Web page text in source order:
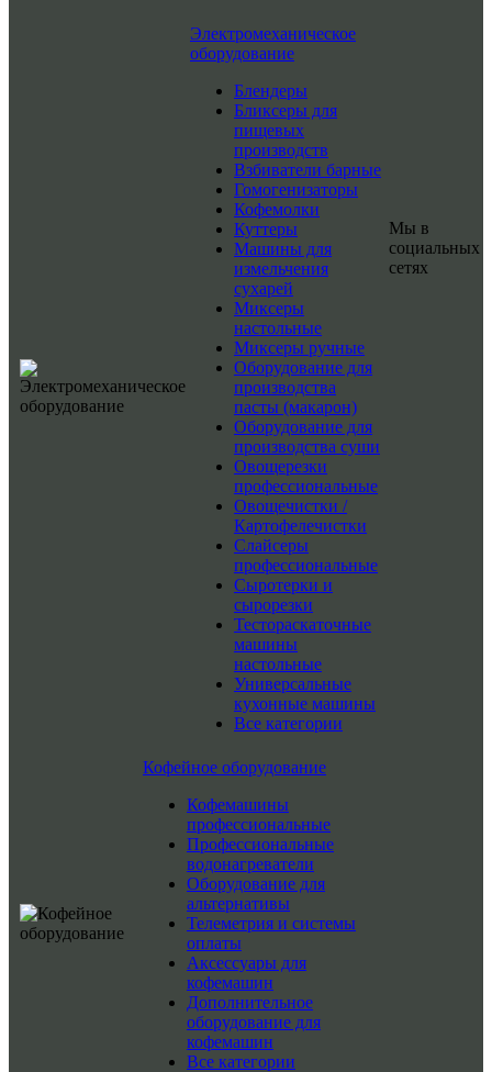
Электромеханическое
оборудование
Блендеры
Бликсеры для
пищевых
производств
Взбиватели барные
Гомогенизаторы
Кофемолки
Куттеры
Машины для
измельчения
сухарей
Миксеры
настольные
Миксеры ручные
Оборудование для
производства
пасты (макарон)
Оборудование для
производства суши
Овощерезки
профессиональные
Овощечистки /
Картофелечистки
Слайсеры
профессиональные
Сыротерки и
сырорезки
Тестораскаточные
машины
настольные
Универсальные
кухонные машины
Все категории
Кофейное оборудование
Кофемашины
профессиональные
Профессиональные
водонагреватели
Оборудование для
альтернативы
Телеметрия и системы
оплаты
Аксессуары для
кофемашин
Дополнительное
оборудование для
кофемашин
Все категории
Мы в
социальных
сетях